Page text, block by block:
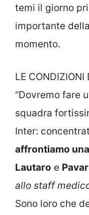
temi il giorno
importante
momento.
LE CONDIZIONI
“Dovremo fare
squadra
Inter:
affrontiamo
Lautaro e
allo staff
Sono loro che